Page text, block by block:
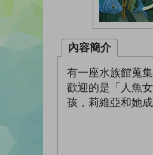
內容簡介
有一座水族館蒐
歡迎的是「人魚
孩，莉維亞和她